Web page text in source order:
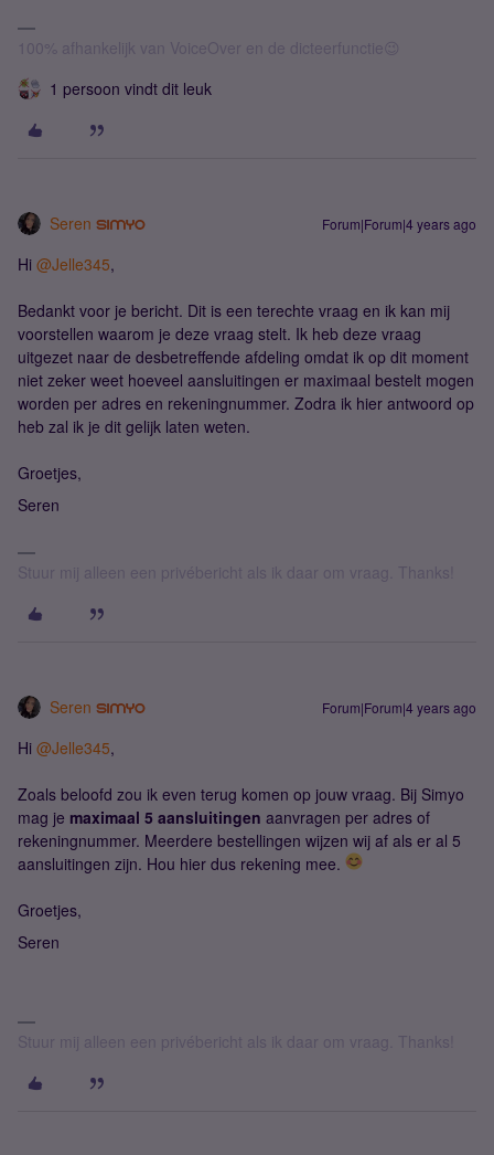
100% afhankelijk van VoiceOver en de dicteerfunctie😉
1 persoon vindt dit leuk
Seren Forum|Forum|4 years ago
Hi @Jelle345,
Bedankt voor je bericht. Dit is een terechte vraag en ik kan mij
voorstellen waarom je deze vraag stelt. Ik heb deze vraag
uitgezet naar de desbetreffende afdeling omdat ik op dit moment
niet zeker weet hoeveel aansluitingen er maximaal bestelt mogen
worden per adres en rekeningnummer. Zodra ik hier antwoord op
heb zal ik je dit gelijk laten weten.
Groetjes,
Seren
Stuur mij alleen een privébericht als ik daar om vraag. Thanks!
Seren Forum|Forum|4 years ago
Hi @Jelle345,
Zoals beloofd zou ik even terug komen op jouw vraag. Bij Simyo
mag je maximaal 5 aansluitingen aanvragen per adres of
rekeningnummer. Meerdere bestellingen wijzen wij af als er al 5
aansluitingen zijn. Hou hier dus rekening mee.
Groetjes,
Seren
Stuur mij alleen een privébericht als ik daar om vraag. Thanks!